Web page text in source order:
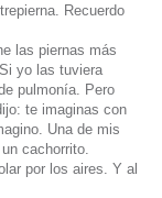
Recuerdo
las piernas más
yo las tuviera
pulmonía. Pero
te imaginas con
Una de mis
cachorrito.
por los aires. Y al